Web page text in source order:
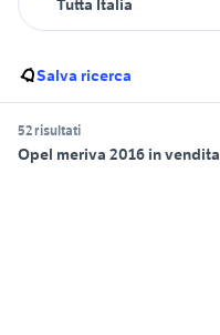
Salva ricerca
52 risultati
Opel meriva 2016 in vendita